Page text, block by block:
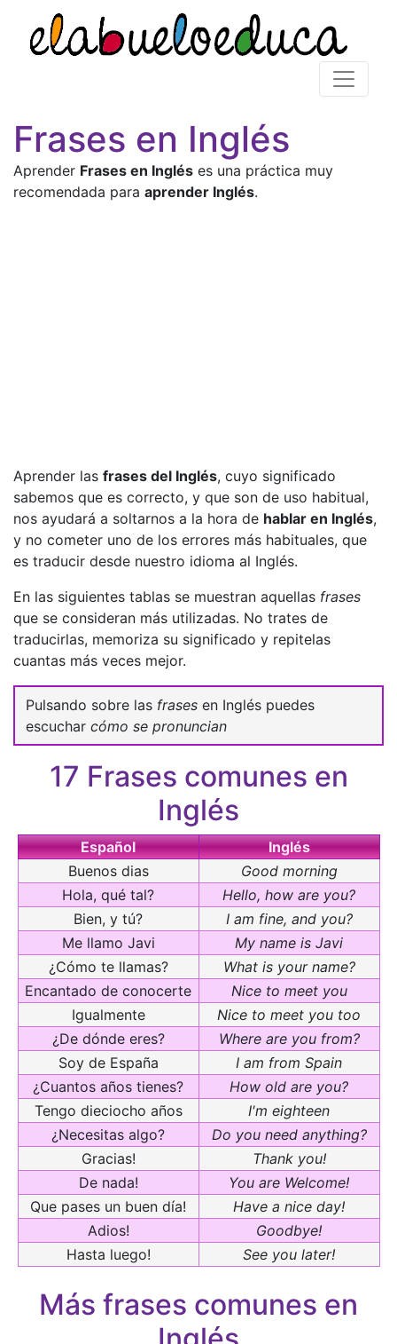
Frases en Inglés
Aprender Frases en Inglés es una práctica muy
recomendada para aprender Inglés.
Aprender las frases del Inglés, cuyo significado
sabemos que es correcto, y que son de uso habitual,
nos ayudará a soltarnos a la hora de hablar en Inglés,
y no cometer uno de los errores más habituales, que
es traducir desde nuestro idioma al Inglés.
En las siguientes tablas se muestran aquellas frases
que se consideran más utilizadas. No trates de
traducirlas, memoriza su significado y repitelas
cuantas más veces mejor.
Pulsando sobre las frases en Inglés puedes
escuchar cómo se pronuncian
17 Frases comunes en
Inglés
Español
Inglés
Buenos dias
Good morning
Hola, qué tal?
Hello, how are you?
Bien, y tú?
I am fine, and you?
Me llamo Javi
My name is Javi
¿Cómo te llamas?
What is your name?
Encantado de conocerte
Nice to meet you
Igualmente
Nice to meet you too
¿De dónde eres?
Where are you from?
Soy de España
I am from Spain
¿Cuantos años tienes?
How old are you?
Tengo dieciocho años
I'm eighteen
¿Necesitas algo?
Do you need anything?
Gracias!
Thank you!
De nada!
You are Welcome!
Que pases un buen día!
Have a nice day!
Adios!
Goodbye!
Hasta luego!
See you later!
Más frases comunes en